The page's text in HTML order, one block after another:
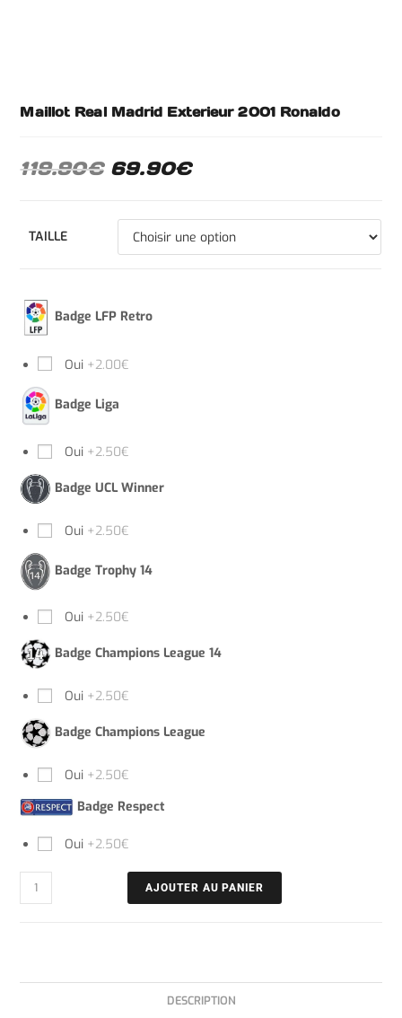
Maillot Real Madrid Exterieur 2001 Ronaldo
119.90€ 69.90€
TAILLE
Badge LFP Retro
Oui +2.00€
Badge Liga
Oui +2.50€
Badge UCL Winner
Oui +2.50€
Badge Trophy 14
Oui +2.50€
Badge Champions League 14
Oui +2.50€
Badge Champions League
Oui +2.50€
Badge Respect
Oui +2.50€
AJOUTER AU PANIER
DESCRIPTION